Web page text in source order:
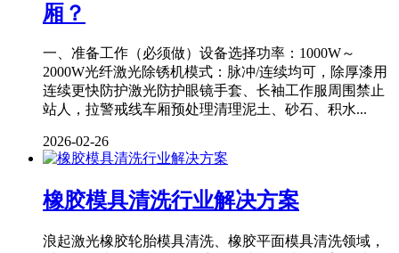
厢？
一、准备工作（必须做）设备选择功率：1000W～
2000W光纤激光除锈机模式：脉冲/连续均可，除厚漆用
连续更快防护激光防护眼镜手套、长袖工作服周围禁止
站人，拉警戒线车厢预处理清理泥土、砂石、积水...
2026-02-26
橡胶模具清洗行业解决方案
浪起激光橡胶轮胎模具清洗、橡胶平面模具清洗领域，